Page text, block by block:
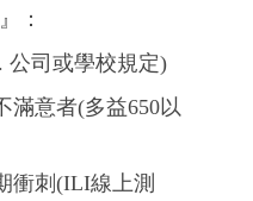
：
公司或學校規定)
滿意者(多益650以
衝刺(ILI線上測